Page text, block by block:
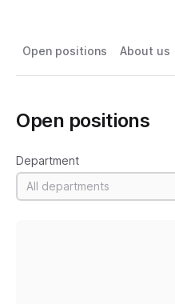
Open positions About us
Open positions
Department
All departments